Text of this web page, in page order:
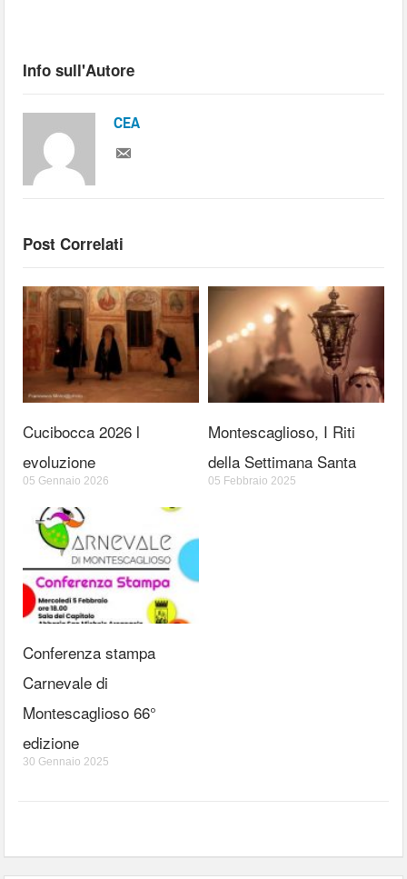
Info sull'Autore
CEA
Post Correlati
Cucibocca 2026 l
evoluzione
05 Gennaio 2026
Montescaglioso, I Riti
della Settimana Santa
05 Febbraio 2025
Conferenza stampa
Carnevale di
Montescaglioso 66°
edizione
30 Gennaio 2025